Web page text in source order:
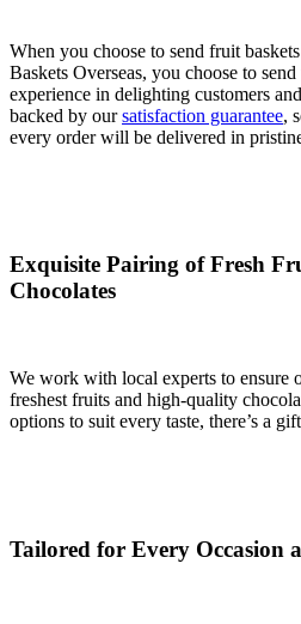
When you choose to send fruit
Baskets Overseas, you choose to
experience in delighting customers
backed by oursatisfaction guarantee,
every order will be delivered in
Exquisite Pairing of Fresh
Chocolates
We work with local experts to ensure
freshest fruits and high-quality
options to suit every taste, there’s a
Tailored for Every Occasion